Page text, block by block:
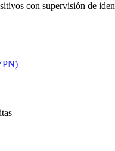
con supervisión de